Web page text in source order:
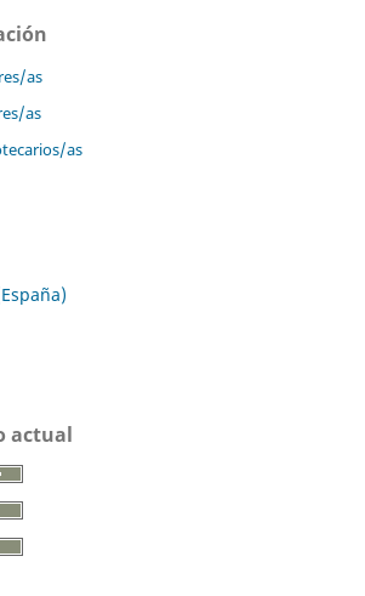
as
as
as
actual